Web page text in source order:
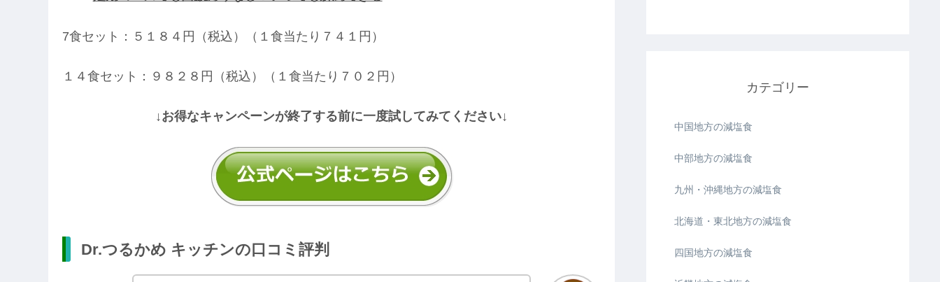
7食セット：５１８４円（税込）（１食当たり７４１円）
１４食セット：９８２８円（税込）（１食当たり７０２円）
↓お得なキャンペーンが終了する前に一度試してみてください↓
Dr.つるかめ キッチンの口コミ評判
カテゴリー
中国地方の減塩食
中部地方の減塩食
九州・沖縄地方の減塩食
北海道・東北地方の減塩食
四国地方の減塩食